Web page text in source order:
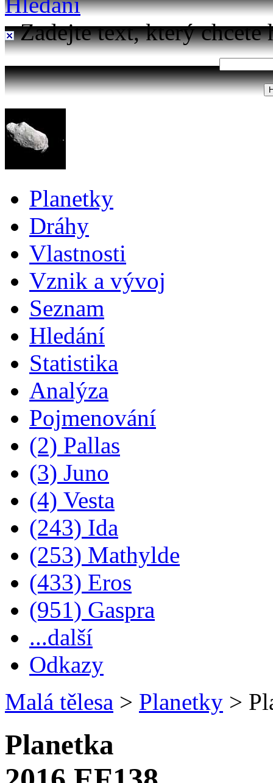
Zadejte text, který chcete
Planetky
Dráhy
Vlastnosti
Vznik a vývoj
Seznam
Hledání
Statistika
Analýza
Pojmenování
(2) Pallas
(3) Juno
(4) Vesta
(243) Ida
(253) Mathylde
(433) Eros
(951) Gaspra
...další
Odkazy
Malá tělesa > Planetky >
Planetka